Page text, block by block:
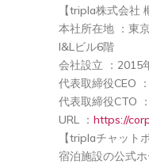
【tripla株式会社
本社所在地 ：東
I&Lビル6階
会社設立 ：2015
代表取締役CEO
代表取締役CTO
URL ： https://
【triplaチャット
宿泊施設の公式